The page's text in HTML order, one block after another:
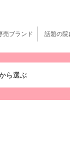
ら選ぶ
売ブランド 話題の院